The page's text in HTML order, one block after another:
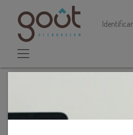
O.B. Fijo Gu10 Produndo